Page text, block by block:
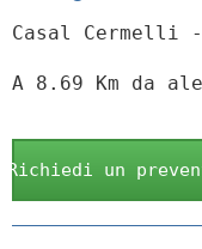
Casal Cermelli
A 8.69 Km da
Richiedi un